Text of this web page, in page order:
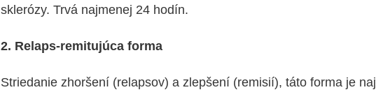
sklerózy. Trvá najmenej 24 hodín.
2. Relaps-remitujúca forma
Striedanie zhoršení (relapsov) a zlepšení (remisií), táto forma je